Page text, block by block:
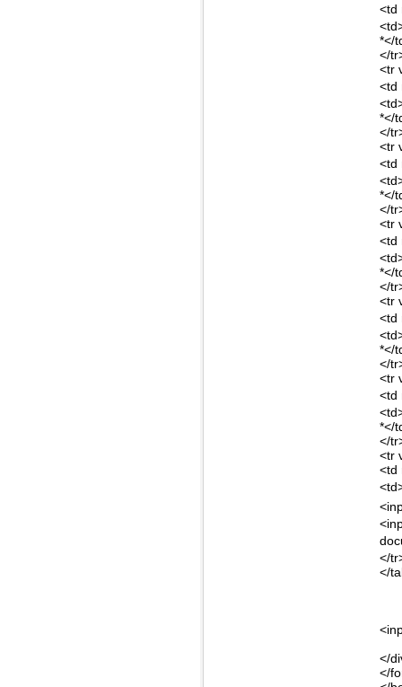
<td
*</
</
<tr
<td
*</
</
<tr
<td
*</
</
<tr
<td
*</
</
<tr
<td
*</
</
<tr
<td
*</
</
<tr
<td
</
</
</
</